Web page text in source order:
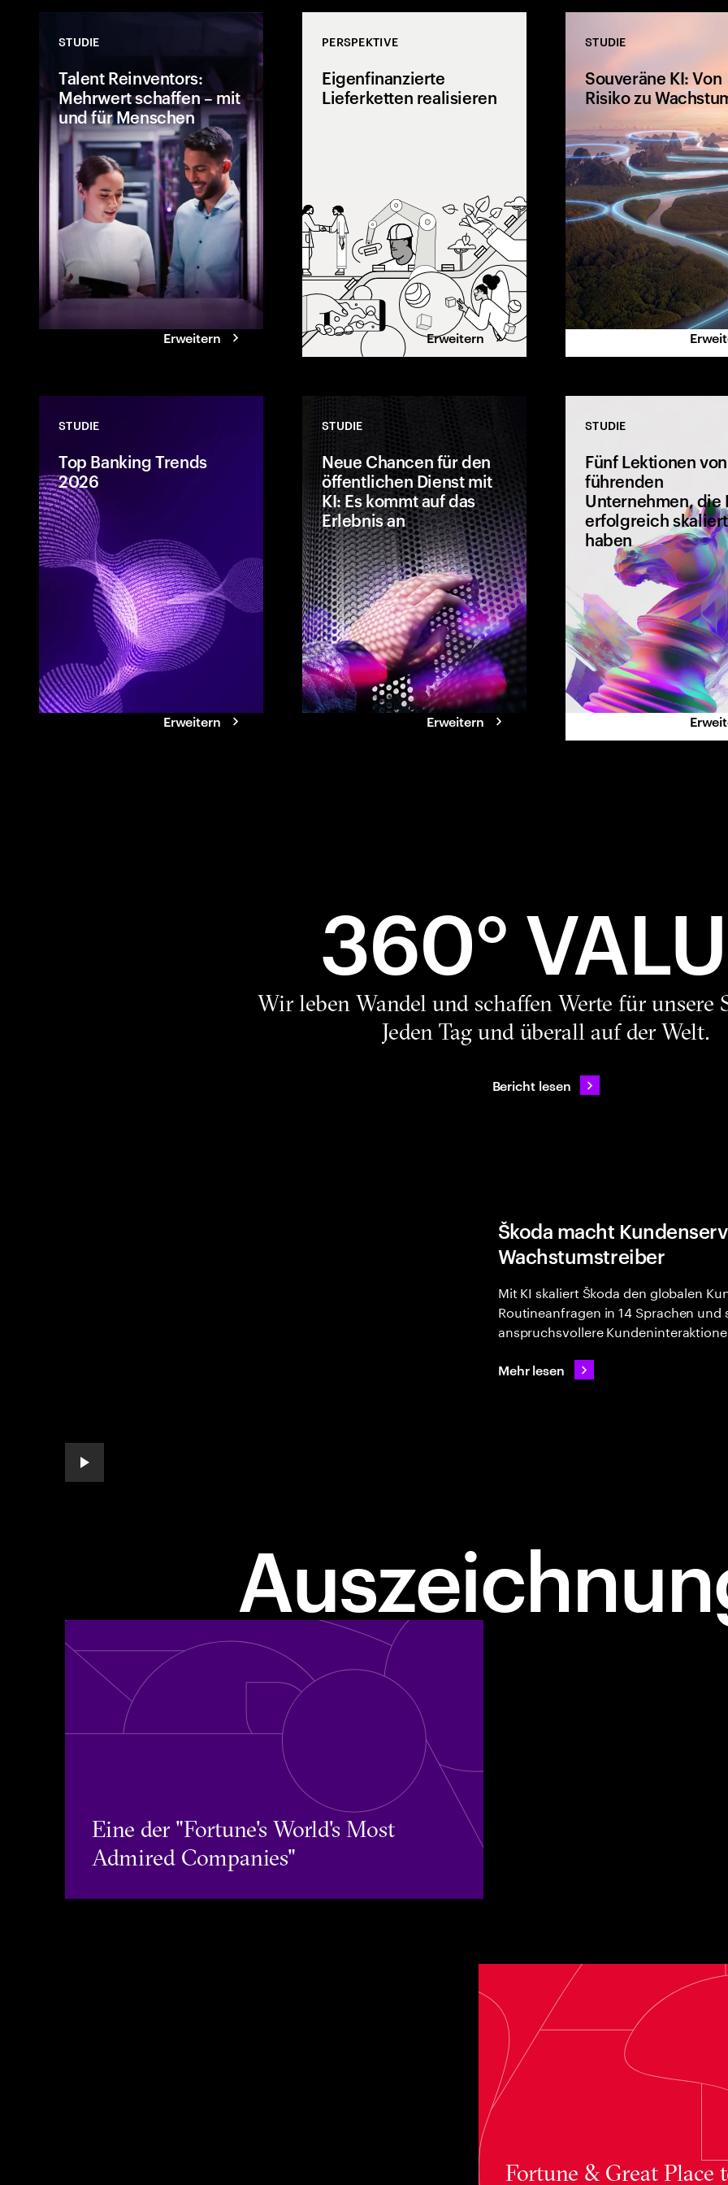
STUDIE
Talent Reinventors:
Mehrwert schaffen – mit
und für Menschen
Führungsqualitäten, mit denen
Talent Reinventors
bahnbrechende Ergebnisse
erzielen und den Wettbewerb
hinter sich lassen.
Erweitern
PERSPEKTIVE
Eigenfinanzierte
Lieferketten realisieren
Erfahren Sie, wie KI-Lieferketten-
Strategien durch
Kosteneinsparungen,
Automatisierung und End-to-End-
Leistungssteigerungen
eigenfinanzierte, effiziente und
resiliente Betriebsabläufe
ermöglichen.
Erweitern
STUDIE
Souveräne KI: Von
Risiko zu
STUDIE
Top Banking Trends
2026
Accenture’s Banking Trends 2026
von Accenture offenbaren, wie
agentische KI (Agentic AI), Smart
Money und ein sich verändernder
Wettbewerb das Kundenerlebnis
und das Wachstum
transformieren werden.
Erweitern
STUDIE
Neue Chancen für den
öffentlichen Dienst mit
KI: Es kommt auf das
Erlebnis an
Modernisierung bedeutet mehr
als neue Tools – es geht um
bessere Erlebnisse für
Bürger:innen und Mitarbeitende.
Behörden, die Technologie an
den Menschen ausrichten,
schaffen aus digitalen
Investitionen langfristigen
Nutzen.
Erweitern
STUDIE
Fünf Lektionen von
führenden
Unternehmen, die
erfolgreich skaliert
haben
360°
Wir leben Wandel und schaffen Werte für unsere
Jeden Tag und überall auf der Welt.
Bericht lesen
play automatic slide show
Škoda macht
Wachstumstreiber
Mit KI skaliert Škoda den globalen
Routineanfragen in 14 Sprachen
anspruchsvollere
Mehr lesen
Eine der "Fortune's World's Most Admired Companies"
Eine der "Fortune's World's Most
Admired Companies"
Fortune & Great Place to Work®
Fortune & Great Place